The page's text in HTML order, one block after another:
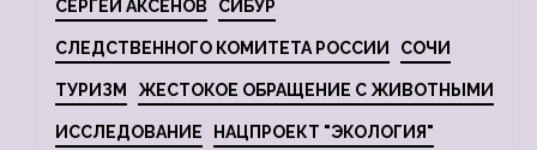
СЕРГЕЙ АКСЕНОВ СИБУР
СЛЕДСТВЕННОГО КОМИТЕТА РОССИИ СОЧИ
ТУРИЗМ ЖЕСТОКОЕ ОБРАЩЕНИЕ С ЖИВОТНЫМИ
ИССЛЕДОВАНИЕ НАЦПРОЕКТ "ЭКОЛОГИЯ"